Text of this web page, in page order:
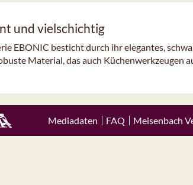
und vielschichtig
EBONIC besticht durch ihr elegantes,
Material, das auch Küchenwerkzeugen
Mediadaten FAQ Meisenbach